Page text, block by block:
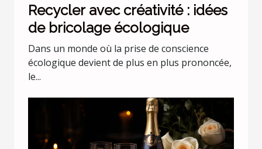
Recycler avec créativité : idées
de bricolage écologique
Dans un monde où la prise de conscience
écologique devient de plus en plus prononcée,
le...